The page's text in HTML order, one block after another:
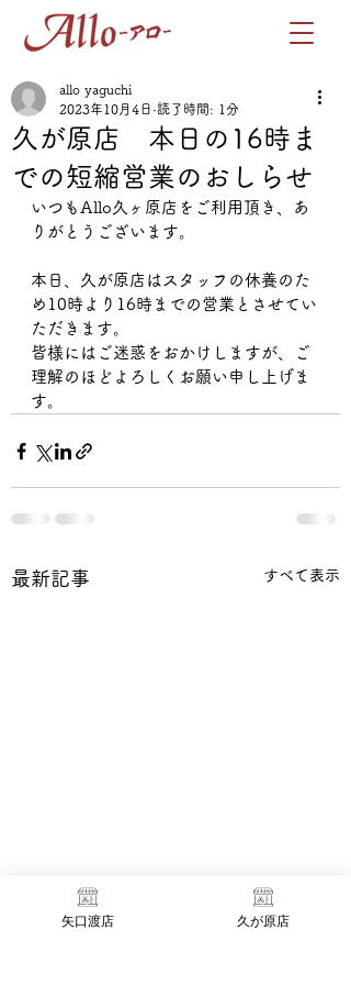
久が原店 本日の16時ま
での短縮営業のおしらせ
allo yaguchi
2023年10月4日 読了時間: 1分
いつもAllo久ヶ原店をご利用頂き、あ
りがとうございます。
本日、久が原店はスタッフの休養のた
め10時より16時までの営業とさせてい
ただきます。
皆様にはご迷惑をおかけしますが、ご
理解のほどよろしくお願い申し上げま
す。
最新記事 すべて表示
矢口渡店 久が原店